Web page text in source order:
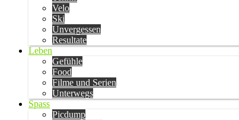
Velo
Ski
Unvergessen
Resultate
Leben
Gefühle
Food
Filme und Serien
Unterwegs
Spass
Picdump